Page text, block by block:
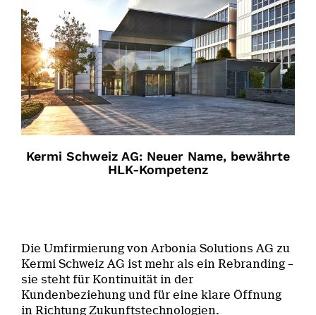
Kermi Schweiz AG: Neuer Name, bewährte
HLK-Kompetenz
Die Umfirmierung von Arbonia Solutions AG zu
Kermi Schweiz AG ist mehr als ein Rebranding –
sie steht für Kontinuität in der
Kundenbeziehung und für eine klare Öffnung
in Richtung Zukunftstechnologien.